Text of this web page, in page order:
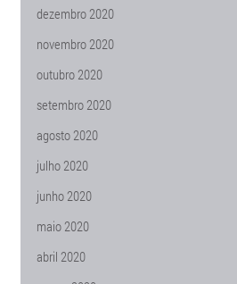
dezembro 2020
novembro 2020
outubro 2020
setembro 2020
agosto 2020
julho 2020
junho 2020
maio 2020
abril 2020